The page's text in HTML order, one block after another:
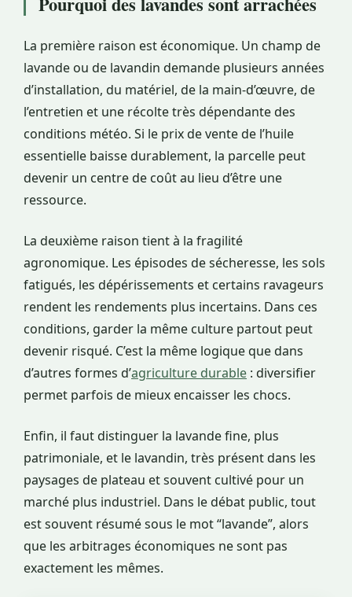
La première raison est économique. Un champ de
lavande ou de lavandin demande plusieurs années
d’installation, du matériel, de la main-d’œuvre, de
l’entretien et une récolte très dépendante des
conditions météo. Si le prix de vente de l’huile
essentielle baisse durablement, la parcelle peut
devenir un centre de coût au lieu d’être une
ressource.
La deuxième raison tient à la fragilité
agronomique. Les épisodes de sécheresse, les sols
fatigués, les dépérissements et certains ravageurs
rendent les rendements plus incertains. Dans ces
conditions, garder la même culture partout peut
devenir risqué. C’est la même logique que dans
d’autres formes d’agriculture durable : diversifier
permet parfois de mieux encaisser les chocs.
Enfin, il faut distinguer la lavande fine, plus
patrimoniale, et le lavandin, très présent dans les
paysages de plateau et souvent cultivé pour un
marché plus industriel. Dans le débat public, tout
est souvent résumé sous le mot “lavande”, alors
que les arbitrages économiques ne sont pas
exactement les mêmes.